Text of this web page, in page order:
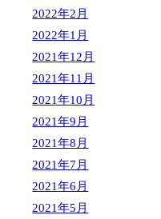
2022年2月
2022年1月
2021年12月
2021年11月
2021年10月
2021年9月
2021年8月
2021年7月
2021年6月
2021年5月